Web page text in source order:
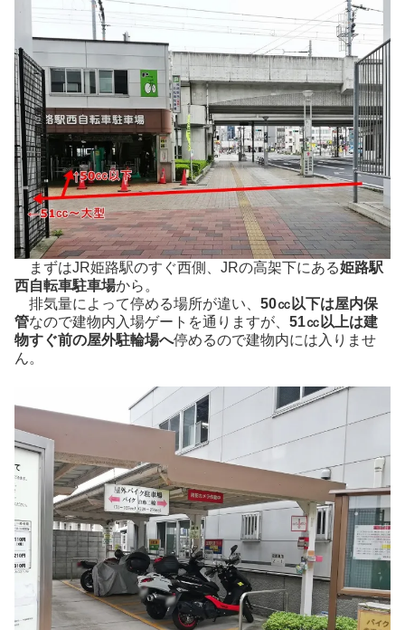
まずはJR姫路駅のすぐ西側、JRの高架下にある姫路駅
西自転車駐車場から。
排気量によって停める場所が違い、 50㏄以下は屋内保
管なので建物内入場ゲートを通りますが、 51㏄以上は建
物すぐ前の屋外駐輪場へ停めるので建物内には入りませ
ん。